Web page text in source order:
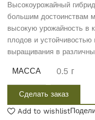
Высокоурожайный
большим достоинствам
высокую урожайность в
плодов и
выращивания в
МАССА 0.5 г
Сделать заказ
Add to wishlist